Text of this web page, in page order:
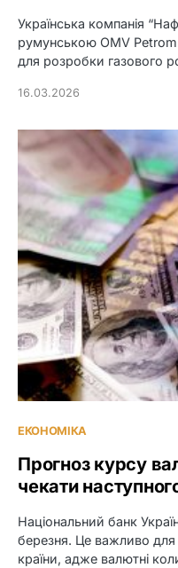
Українська компанія
румунською OMV
для розробки газового
16.03.2026
ЕКОНОМІКА
Прогноз курсу
чекати
Національний банк
березня. Це важливо для
країни, адже валютні